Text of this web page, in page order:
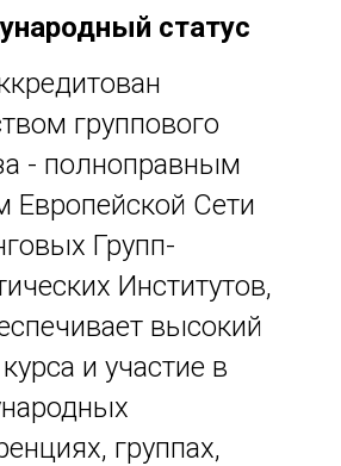
статус
группового
- полноправным
Европейской Сети
Групп-
Институтов,
высокий
и участие в
группах,